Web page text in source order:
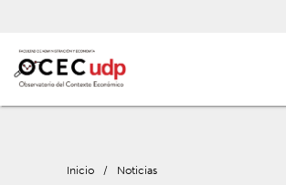
Inicio / Noticias